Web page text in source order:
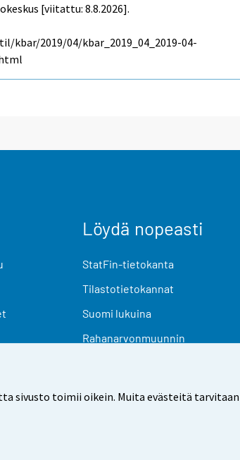
toimii oikein. Muita evästeitä
[viitattu: 8.8.2026].
2019/04/kbar_2019_04_2019-04-
Löydä nopeasti
StatFin-tietokanta
Tilastotietokannat
Suomi lukuina
Rahanarvonmuunnin